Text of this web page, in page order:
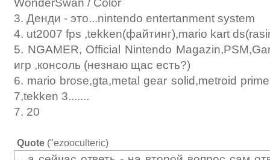
3. Денди - это...nintendo entertanment system
4. ut2007 fps ,tekken(файтинг),mario kart
5. NGAMER, Official Nintendo
игр ,консоль (незнаю щас есть?)
6. mario brose,gta,metal gear solid,metroid
7,tekken 3.......
7. 20
Quote ("ezooculteric)